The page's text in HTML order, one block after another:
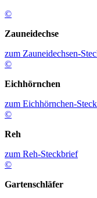
©
Zauneidechse
zum Zauneidechsen-
©
Eichhörnchen
zum Eichhörnchen-
©
Reh
zum Reh-Steckbrief
©
Gartenschläfer